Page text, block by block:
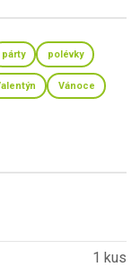
párty polévky
Vánoce
1 kus